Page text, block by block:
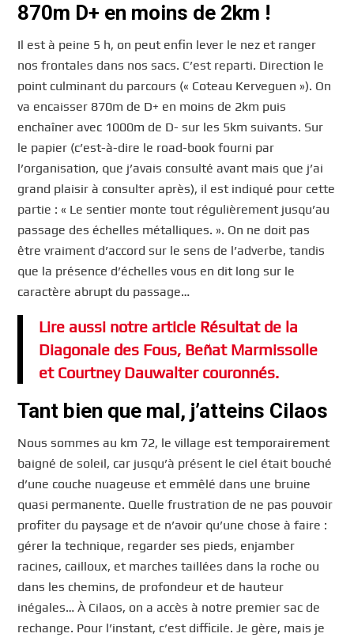
870m D+ en moins de 2km !
Il est à peine 5 h, on peut enfin lever le nez et ranger
nos frontales dans nos sacs. C’est reparti. Direction le
point culminant du parcours (« Coteau Kerveguen »). On
va encaisser 870m de D+ en moins de 2km puis
enchaîner avec 1000m de D- sur les 5km suivants. Sur
le papier (c’est-à-dire le road-book fourni par
l’organisation, que j’avais consulté avant mais que j’ai
grand plaisir à consulter après), il est indiqué pour cette
partie : « Le sentier monte tout régulièrement jusqu’au
passage des échelles métalliques. ». On ne doit pas
être vraiment d’accord sur le sens de l’adverbe, tandis
que la présence d’échelles vous en dit long sur le
caractère abrupt du passage…
Lire aussi notre article Résultat de la
Diagonale des Fous, Beñat Marmissolle
et Courtney Dauwalter couronnés.
Tant bien que mal, j’atteins Cilaos
Nous sommes au km 72, le village est temporairement
baigné de soleil, car jusqu’à présent le ciel était bouché
d’une couche nuageuse et emmêlé dans une bruine
quasi permanente. Quelle frustration de ne pas pouvoir
profiter du paysage et de n’avoir qu’une chose à faire :
gérer la technique, regarder ses pieds, enjamber
racines, cailloux, et marches taillées dans la roche ou
dans les chemins, de profondeur et de hauteur
inégales… À Cilaos, on a accès à notre premier sac de
rechange. Pour l’instant, c’est difficile. Je gère, mais je